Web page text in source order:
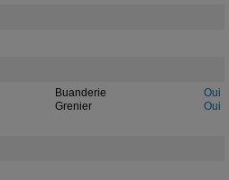
Buanderie
Oui
Grenier
Oui